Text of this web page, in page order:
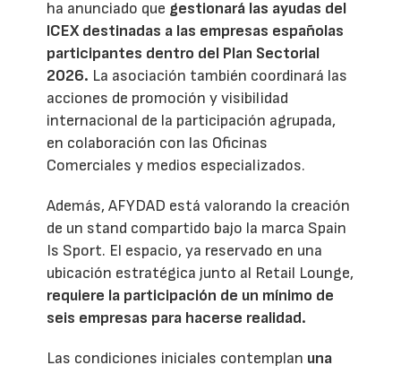
ha anunciado que gestionará las ayudas del
ICEX destinadas a las empresas españolas
participantes dentro del Plan Sectorial
2026. La asociación también coordinará las
acciones de promoción y visibilidad
internacional de la participación agrupada,
en colaboración con las Oficinas
Comerciales y medios especializados.
Además, AFYDAD está valorando la creación
de un stand compartido bajo la marca Spain
Is Sport. El espacio, ya reservado en una
ubicación estratégica junto al Retail Lounge,
requiere la participación de un mínimo de
seis empresas para hacerse realidad.
Las condiciones iniciales contemplan una